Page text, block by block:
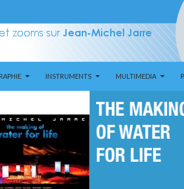
INSTRUMENTS MULTIMEDIA